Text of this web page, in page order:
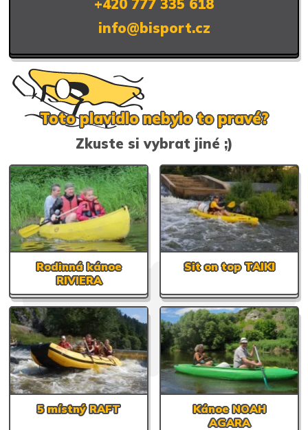
+420 777 335 618
info@bisport.cz
Toto plavidlo nebylo to pravé?
Zkuste si vybrat jiné ;)
Rodinná kánoe
RIVIERA
Sit on top TAIKI
5 místný RAFT
Kánoe NOAH
AGARA